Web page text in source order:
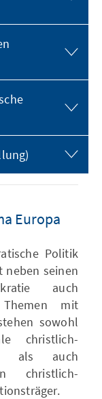
Europa
Politik
neben seinen
auch
mit
sowohl
christlich-
als auch
christlich-